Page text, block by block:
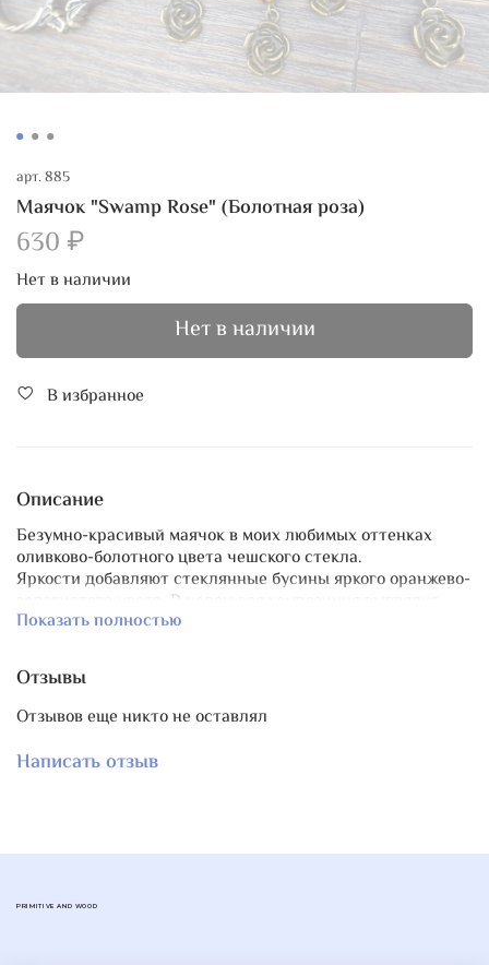
арт.885
Маячок "Swamp Rose" (Болотная роза)
630 ₽
Нет в наличии
Нет в наличии
В избранное
Описание
Безумно-красивый маячок в моих любимых оттенках
оливково-болотного цвета чешского стекла.
Яркости добавляют стеклянные бусины яркого оранжево-
золотистого цвета. В целом вся композиция выглядит
так, будто на цветок в болотной топи падает лучик
Удивительно-красивое, нетипичное и стильное
сочетание, притягивающее взгляд!
Состав: бусинки богемского стекла, привезённые мной из
Чехии, стеклянные бусинки золотистого цвета,
металлическая резная бусинка и металлические
Показать полностью
Отзывы
Отзывов еще никто не оставлял
Написать отзыв
PRIMITIVE AND WOOD